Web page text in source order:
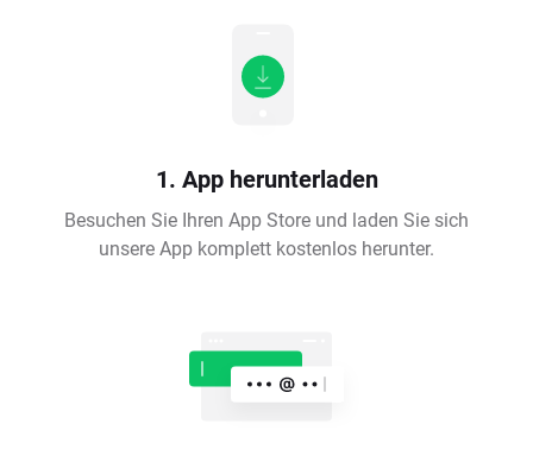
1. App herunterladen
Besuchen Sie Ihren App Store und laden Sie sich
unsere App komplett kostenlos herunter.